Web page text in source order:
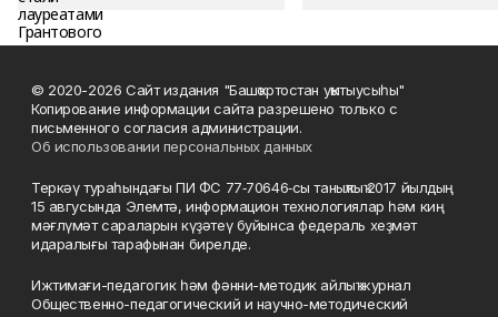
© 2020-2026 Сайт издания "Башҡортостан уҡытыусыһы"
Копирование информации сайта разрешено только с
письменного согласия администрации.
Об использовании персональных данных
Теркәү тураһындағы ПИ ФС 77‑70646‑сы таныҡлыҡ 2017 йылдың
15 авгусында Элемтә, информацион технологиялар һәм киң
мәғлүмәт сараларын күҙәтеү буйынса федераль хеҙмәт
идаралығы тарафынан бирелде.
Ижтимағи-педагогик һәм фәнни-методик айлыҡ журнал
Общественно-педагогический и научно-методический